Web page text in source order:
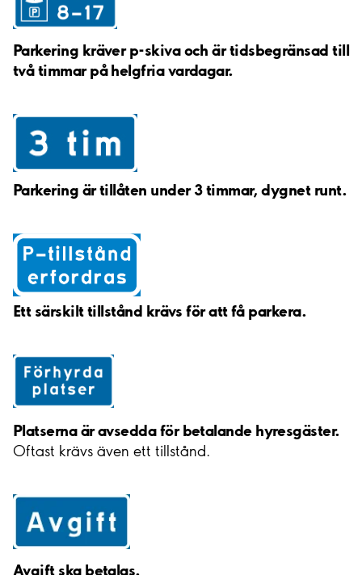
Parkering kräver p-skiva och är tidsbegränsad till
två timmar på helgfria vardagar.
Parkering är tillåten under 3 timmar, dygnet runt.
Ett särskilt tillstånd krävs för att få parkera.
Platserna är avsedda för betalande hyresgäster.
Oftast krävs även ett tillstånd.
Avgift ska betalas.